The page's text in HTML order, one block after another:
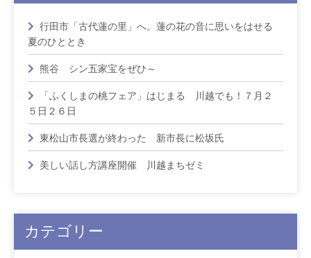
行田市「古代蓮の里」へ。蓮の花の音に思いをはせる
夏のひととき
熊谷 シン五家宝をぜひ～
「ふくしまの桃フェア」はじまる 川越でも！７月２
５日２６日
東松山市長選が終わった 新市長に松坂氏
美しい話し方講座開催 川越まちゼミ
カテゴリー